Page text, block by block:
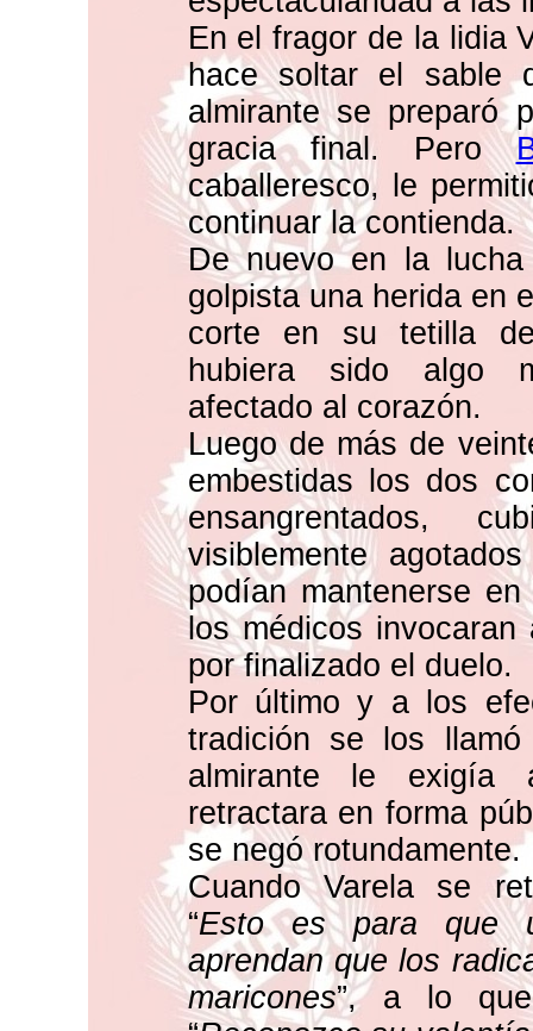
En el fragor de la lidia
hace soltar el sable
almirante se preparó
gracia final. Pero
caballeresco, le
continuar la contienda.
De nuevo en la
golpista una herida en
corte en su tetilla
hubiera sido algo
afectado al corazón.
Luego de más de
embestidas los dos
ensangrentados,
visiblemente
podían mantenerse
los médicos
por finalizado el duelo.
Por último y a los
tradición se los
almirante le exigía
retractara en forma
se negó rotundamente.
Cuando Varela se
“Esto es para que
aprendan que los
maricones”, a lo